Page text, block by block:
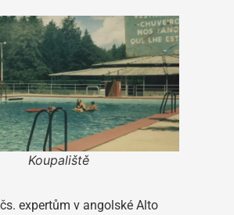
Koupaliště
expertům v angolské Alto